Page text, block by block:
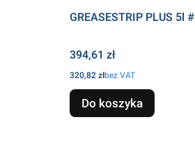
GREASESTRIP PLUS 5l
Cena
394,61 zł
Cena
320,82 złbez VAT
Do koszyka